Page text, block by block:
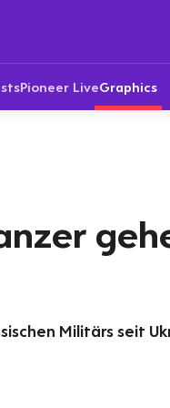
Pioneer LiveGraphics
Militärs seit